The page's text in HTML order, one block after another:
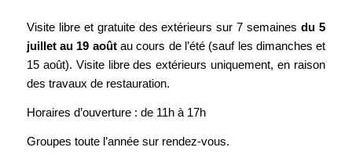
Visite libre et gratuite des extérieurs sur 7 semainesdu 5
juillet au 19 aoûtau cours de l’été (sauf les dimanches et
15 août). Visite libre des extérieurs uniquement, en raison
des travaux de restauration.
Horaires d’ouverture : de 11h à 17h
Groupes toute l’année sur rendez-vous.